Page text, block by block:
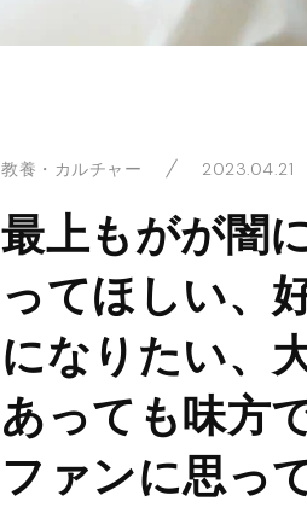
教養・カルチャー 2023.04.21
最上もがが闇
ってほしい、
になりたい、
あっても味方
ファンに思っ